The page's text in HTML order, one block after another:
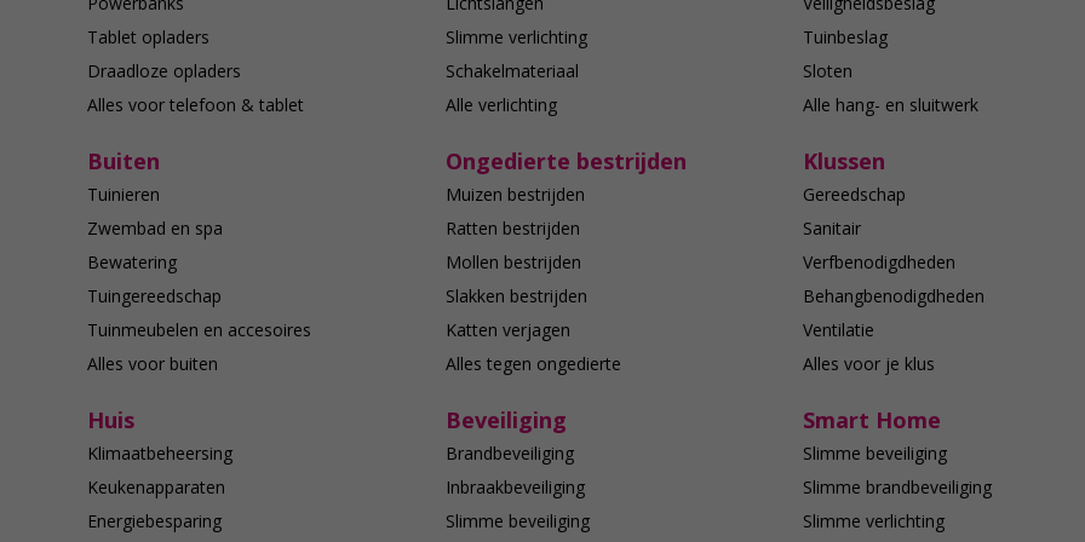
Tablet opladers
Draadloze opladers
Alles voor telefoon & tablet
Slimme verlichting
Schakelmateriaal
Alle verlichting
Tuinbeslag
Sloten
Alle hang- en sluitwerk
Buiten
Tuinieren
Zwembad en spa
Bewatering
Tuingereedschap
Tuinmeubelen en accesoires
Alles voor buiten
Ongedierte bestrijden
Muizen bestrijden
Ratten bestrijden
Mollen bestrijden
Slakken bestrijden
Katten verjagen
Alles tegen ongedierte
Klussen
Gereedschap
Sanitair
Verfbenodigdheden
Behangbenodigdheden
Ventilatie
Alles voor je klus
Huis
Klimaatbeheersing
Keukenapparaten
Energiebesparing
Beveiliging
Brandbeveiliging
Inbraakbeveiliging
Slimme beveiliging
Smart Home
Slimme beveiliging
Slimme brandbeveiliging
Slimme verlichting